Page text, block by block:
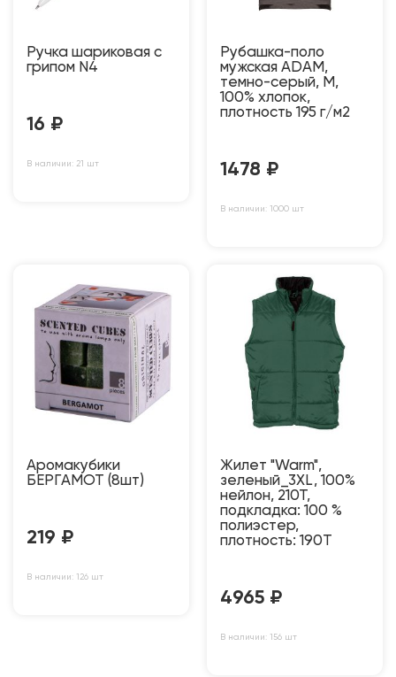
Ручка шариковая с
грипом N4
16 ₽
В наличии: 21 шт
Рубашка-поло
мужская ADAM,
темно-серый, M,
100% хлопок,
плотность 195 г/м2
1478 ₽
В наличии: 1000 шт
Аромакубики
БЕРГАМОТ (8шт)
219 ₽
В наличии: 126 шт
Жилет "Warm",
зеленый_3XL, 100%
нейлон, 210Т,
подкладка: 100 %
полиэстер,
плотность: 190T
4965 ₽
В наличии: 156 шт